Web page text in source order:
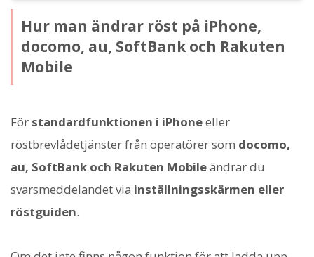
Hur man ändrar röst på iPhone,
docomo, au, SoftBank och Rakuten
Mobile
För standardfunktionen i iPhoneeller
röstbrevlådetjänster från operatörer som docomo,
au, SoftBank och Rakuten Mobileändrar du
svarsmeddelandet via inställningsskärmen eller
röstguiden.